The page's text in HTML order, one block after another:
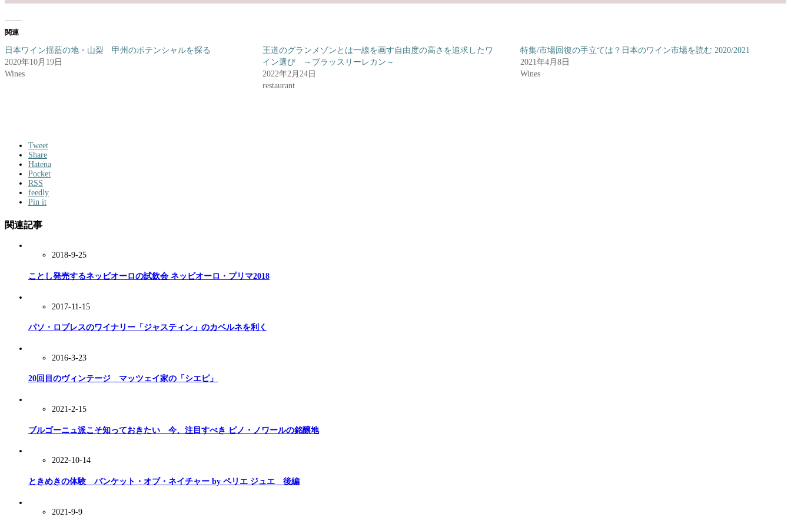
関連
日本ワイン揺藍の地・山梨 甲州のポテンシャルを探る
2020年10月19日
Wines
王道のグランメゾンとは一線を画す自由度の高さを追求したワ
イン選び ～ブラッスリーレカン～
2022年2月24日
restaurant
特集/市場回復の手立ては？日本のワイン市場を読む 2020/2021
2021年4月8日
Wines
Tweet
Share
Hatena
Pocket
RSS
feedly
Pin it
関連記事
2018-9-25
ことし発売するネッビオーロの試飲会 ネッビオーロ・プリマ2018
2017-11-15
パソ・ロブレスのワイナリー「ジャスティン」のカベルネを利く
2016-3-23
20回目のヴィンテージ マッツェイ家の「シエピ」
2021-2-15
ブルゴーニュ派こそ知っておきたい 今、注目すべき ピノ・ノワールの銘醸地
2022-10-14
ときめきの体験 バンケット・オブ・ネイチャー by ペリエ ジュエ 後編
2021-9-9